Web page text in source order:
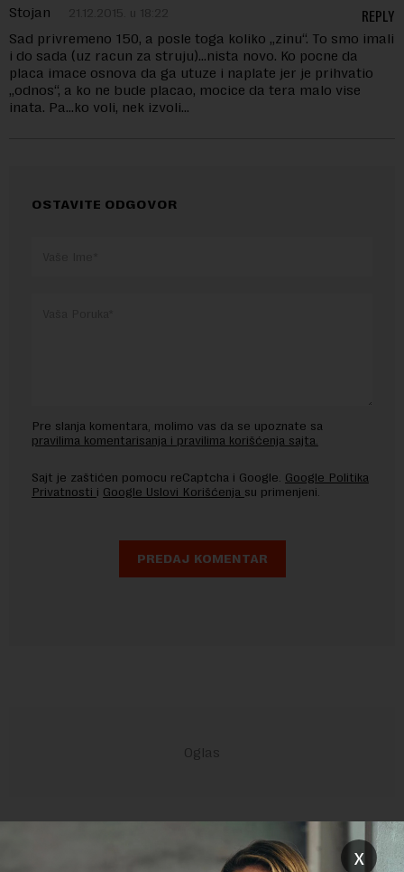
Stojan 21.12.2015. u 18:22
Sad privremeno 150, a posle toga koliko „zinu“. To smo imali
i do sada (uz racun za struju)…nista novo. Ko pocne da
placa imace osnova da ga utuze i naplate jer je prihvatio
„odnos“, a ko ne bude placao, mocice da tera malo vise
inata. Pa…ko voli, nek izvoli…
REPLY
OSTAVITE ODGOVOR
Pre slanja komentara, molimo vas da se upoznate sa
pravilima komentarisanja i pravilima korišćenja sajta.
Sajt je zaštićen pomocu reCaptcha i Google. Google Politika
Privatnosti i Google Uslovi Korišćenja su primenjeni.
x